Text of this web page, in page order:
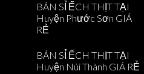
BÁN SỈ ẾCH THỊT TẠI
Huyện Phước Sơn GIÁ
RẺ
BÁN SỈ ẾCH THỊT TẠI
Huyện Núi Thành GIÁ RẺ